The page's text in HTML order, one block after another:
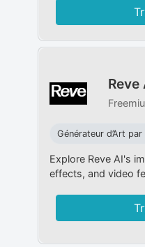
Reve
Générateur d’Art par
Explore Reve AI's
effects, and video